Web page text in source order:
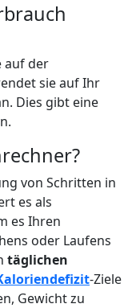
auf der
sie auf Ihr
Dies gibt eine
von Schritten in
es als
es Ihren
oder Laufens
täglichen
-Ziele
Gewicht zu